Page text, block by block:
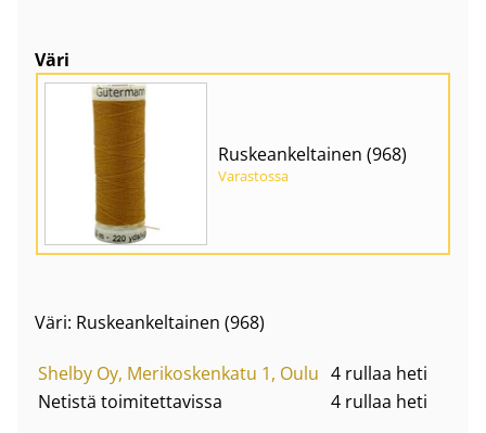
Väri
Ruskeankeltainen (968)
Varastossa
Väri: Ruskeankeltainen (968)
Shelby Oy, Merikoskenkatu 1, Oulu 4 rullaa heti
Netistä toimitettavissa
4 rullaa heti